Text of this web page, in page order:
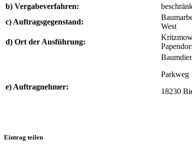
b) Vergabeverfahren:
c) Auftragsgegenstand:
West
d) Ort der Ausführung:
e) Auftragnehmer:
Parkweg
18230
Eintrag teilen